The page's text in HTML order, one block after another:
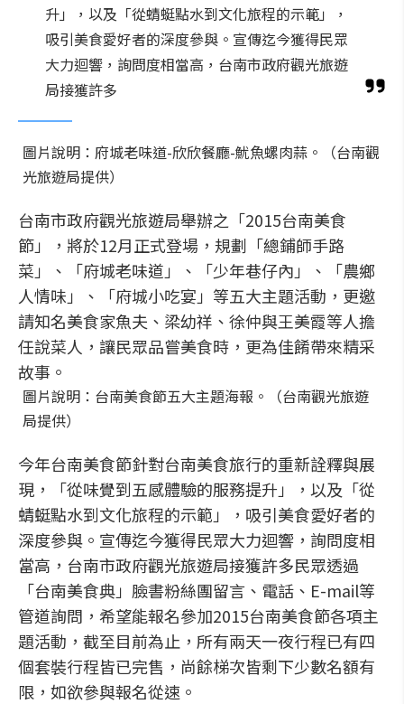
升」，以及「從蜻蜓點水到文化旅程的示範」，
吸引美食愛好者的深度參與。宣傳迄今獲得民眾
大力迴響，詢問度相當高，台南市政府觀光旅遊
局接獲許多
圖片說明：府城老味道-欣欣餐廳-魷魚螺肉蒜。（台南觀
光旅遊局提供）
台南市政府觀光旅遊局舉辦之「2015台南美食
節」，將於12月正式登場，規劃「總鋪師手路
菜」、「府城老味道」、「少年巷仔內」、「農鄉
人情味」、「府城小吃宴」等五大主題活動，更邀
請知名美食家魚夫、梁幼祥、徐仲與王美霞等人擔
任說菜人，讓民眾品嘗美食時，更為佳餚帶來精采
故事。
圖片說明：台南美食節五大主題海報。（台南觀光旅遊
局提供）
今年台南美食節針對台南美食旅行的重新詮釋與展
現，「從味覺到五感體驗的服務提升」，以及「從
蜻蜓點水到文化旅程的示範」，吸引美食愛好者的
深度參與。宣傳迄今獲得民眾大力迴響，詢問度相
當高，台南市政府觀光旅遊局接獲許多民眾透過
「台南美食典」臉書粉絲團留言、電話、E-mail等
管道詢問，希望能報名參加2015台南美食節各項主
題活動，截至目前為止，所有兩天一夜行程已有四
個套裝行程皆已完售，尚餘梯次皆剩下少數名額有
限，如欲參與報名從速。